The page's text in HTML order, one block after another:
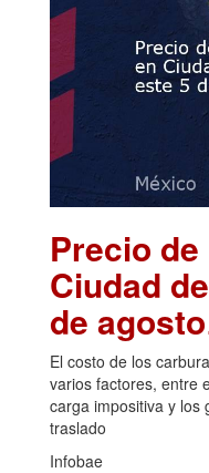
Precio
Ciudad
de agosto
El costo de los
varios factores, entre
carga impositiva y los
traslado
Infobae